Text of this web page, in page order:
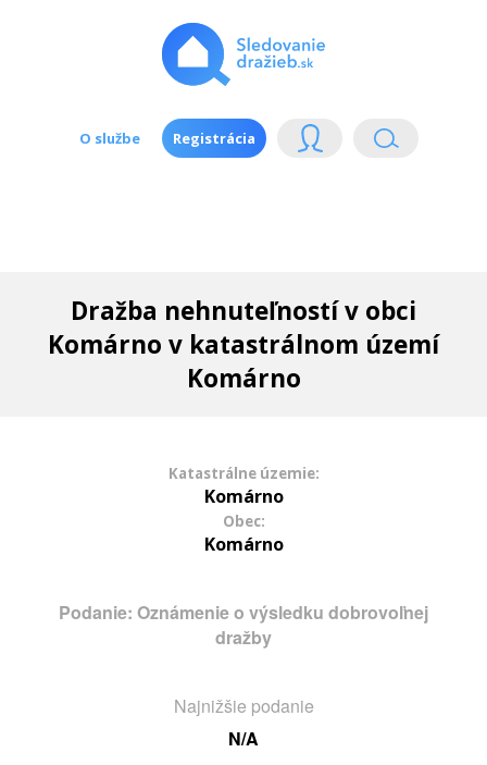
O službe Registrácia
Dražba nehnuteľností v obci
Komárno v katastrálnom území
Komárno
Katastrálne územie:
Komárno
Obec:
Komárno
Podanie: Oznámenie o výsledku dobrovoľnej
dražby
Najnižšie podanie
N/A